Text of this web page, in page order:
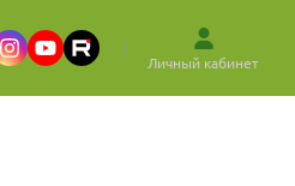
Личный кабинет